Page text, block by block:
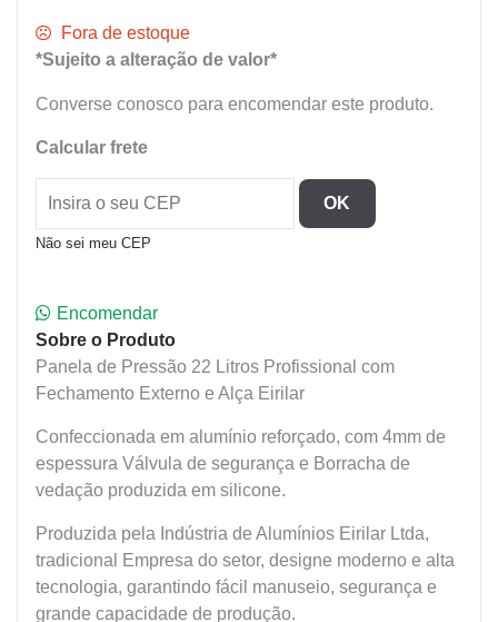
Fora de estoque
*Sujeito a alteração de valor*
Converse conosco para encomendar este produto.
Calcular frete
OK
Não sei meu CEP
Encomendar
Sobre o Produto
Panela de Pressão 22 Litros Profissional com
Fechamento Externo e Alça Eirilar
Confeccionada em alumínio reforçado, com 4mm de
espessura Válvula de segurança e Borracha de
vedação produzida em silicone.
Produzida pela Indústria de Alumínios Eirilar Ltda,
tradicional Empresa do setor, designe moderno e alta
tecnologia, garantindo fácil manuseio, segurança e
grande capacidade de produção.